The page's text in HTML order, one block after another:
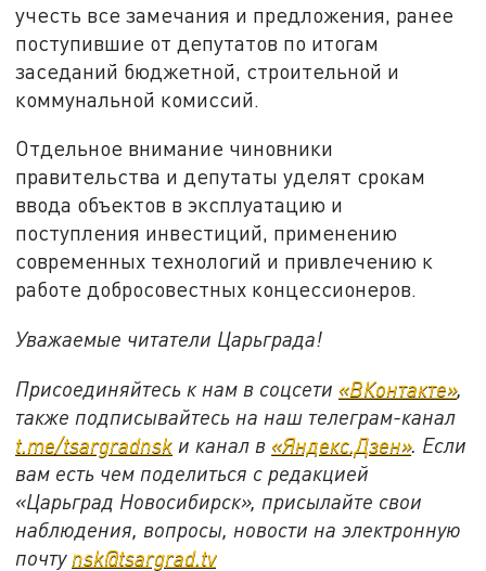
учесть все замечания и предложения, ранее
поступившие от депутатов по итогам
заседаний бюджетной, строительной и
коммунальной комиссий.
Отдельное внимание чиновники
правительства и депутаты уделят срокам
ввода объектов в эксплуатацию и
поступления инвестиций, применению
современных технологий и привлечению к
работе добросовестных концессионеров.
Уважаемые читатели Царьграда!
Присоединяйтесь к нам в соцсети «ВКонтакте»,
также подписывайтесь на наш телеграм-канал
t.me/tsargradnsk и канал в «Яндекс.Дзен». Если
вам есть чем поделиться с редакцией
«Царьград Новосибирск», присылайте свои
наблюдения, вопросы, новости на электронную
почту nsk@tsargrad.tv